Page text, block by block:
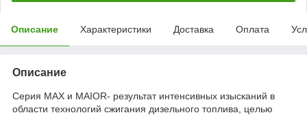
Описание Характеристики Доставка Оплата
Описание
Серия MAX и MAIOR- результат интенсивных изысканий в
области технологий сжигания дизельного топлива, целью